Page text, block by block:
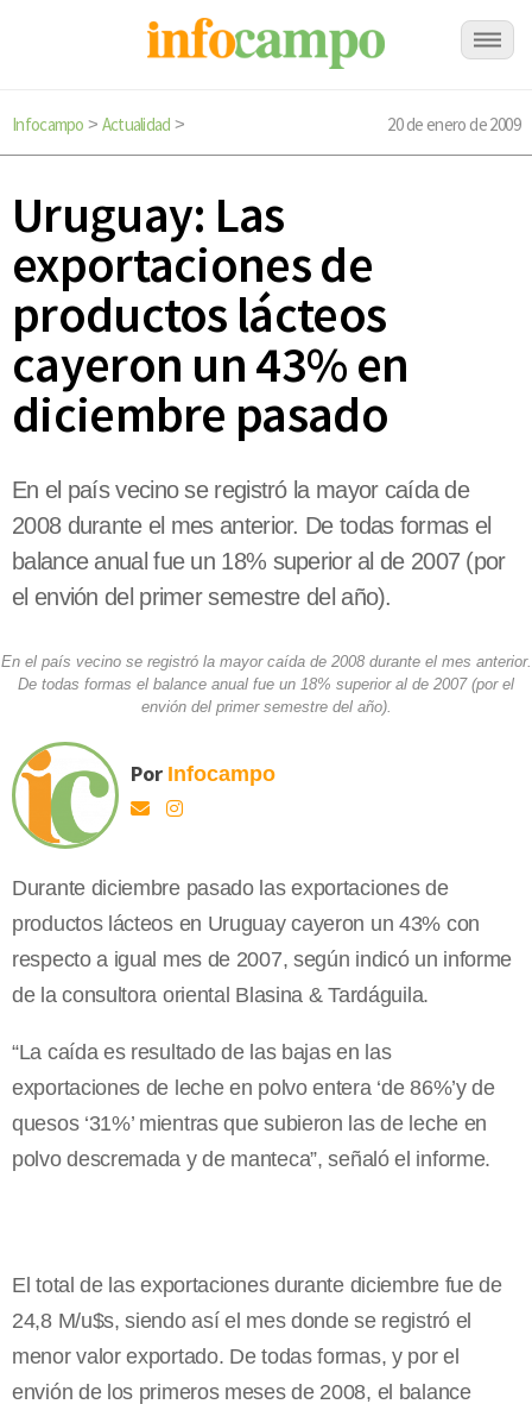
Infocampo > Actualidad > 20 de enero de 2009
Uruguay: Las
exportaciones de
productos lácteos
cayeron un 43% en
diciembre pasado
En el país vecino se registró la mayor caída de
2008 durante el mes anterior. De todas formas el
balance anual fue un 18% superior al de 2007 (por
el envión del primer semestre del año).
En el país vecino se registró la mayor caída de 2008 durante el mes anterior.
De todas formas el balance anual fue un 18% superior al de 2007 (por el
envión del primer semestre del año).
Por Infocampo
Durante diciembre pasado las exportaciones de
productos lácteos en Uruguay cayeron un 43% con
respecto a igual mes de 2007, según indicó un informe
de la consultora oriental Blasina & Tardáguila.
“La caída es resultado de las bajas en las
exportaciones de leche en polvo entera ‘de 86%’y de
quesos ‘31%’ mientras que subieron las de leche en
polvo descremada y de manteca”, señaló el informe.
El total de las exportaciones durante diciembre fue de
24,8 M/u$s, siendo así el mes donde se registró el
menor valor exportado. De todas formas, y por el
envión de los primeros meses de 2008, el balance